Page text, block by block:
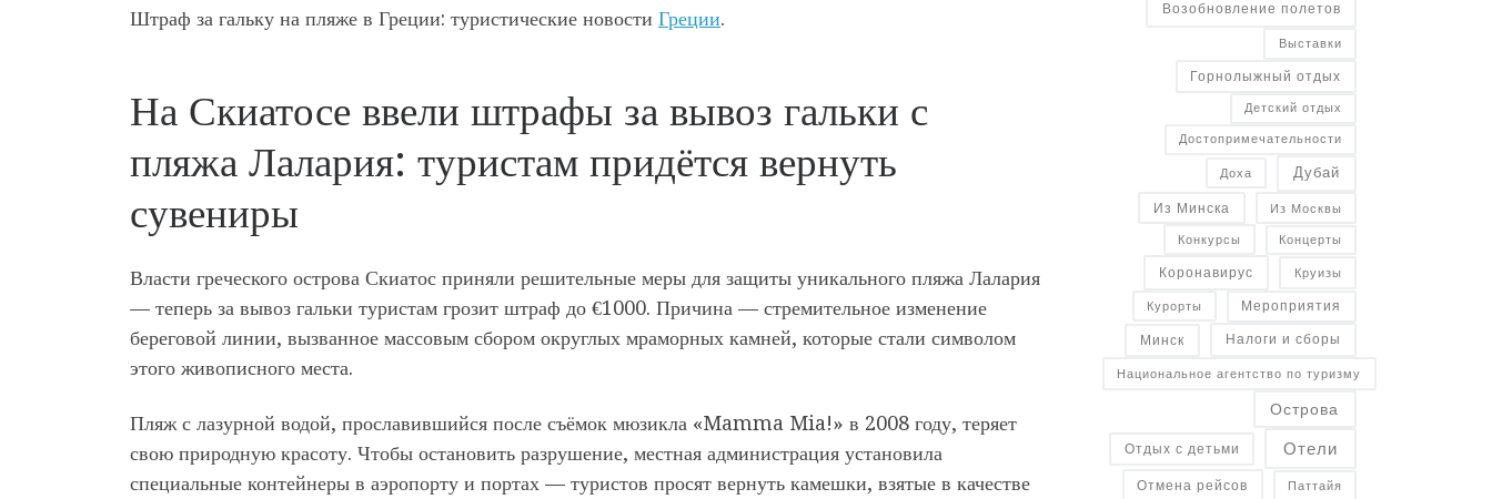
Штраф за гальку на пляже в Греции: туристические новости Греции.
На Скиатосе ввели штрафы за вывоз гальки с
пляжа Лалария: туристам придётся вернуть
сувениры
Власти греческого острова Скиатос приняли решительные меры для защиты уникального пляжа Лалария
— теперь за вывоз гальки туристам грозит штраф до €1000. Причина — стремительное изменение
береговой линии, вызванное массовым сбором округлых мраморных камней, которые стали символом
этого живописного места.
Пляж с лазурной водой, прославившийся после съёмок мюзикла «Mamma Mia!» в 2008 году, теряет
свою природную красоту. Чтобы остановить разрушение, местная администрация установила
специальные контейнеры в аэропорту и портах — туристов просят вернуть камешки, взятые в качестве
Возобновление полетов
Выставки
Горнолыжный отдых
Детский отдых
Достопримечательности
Доха Дубай
Из Минска Из Москвы
Конкурсы Концерты
Коронавирус Круизы
Курорты Мероприятия
Минск Налоги и сборы
Национальное агентство по туризму
Острова
Отдых с детьми Отели
Отмена рейсов Паттайя